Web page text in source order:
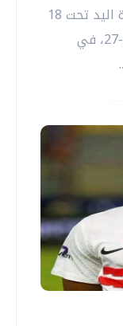
خسر المنتخب المصري للناشئات لكرة اليد تحت 18
عامًا أمام نظيره الإسباني بنتيجة 26-27، في